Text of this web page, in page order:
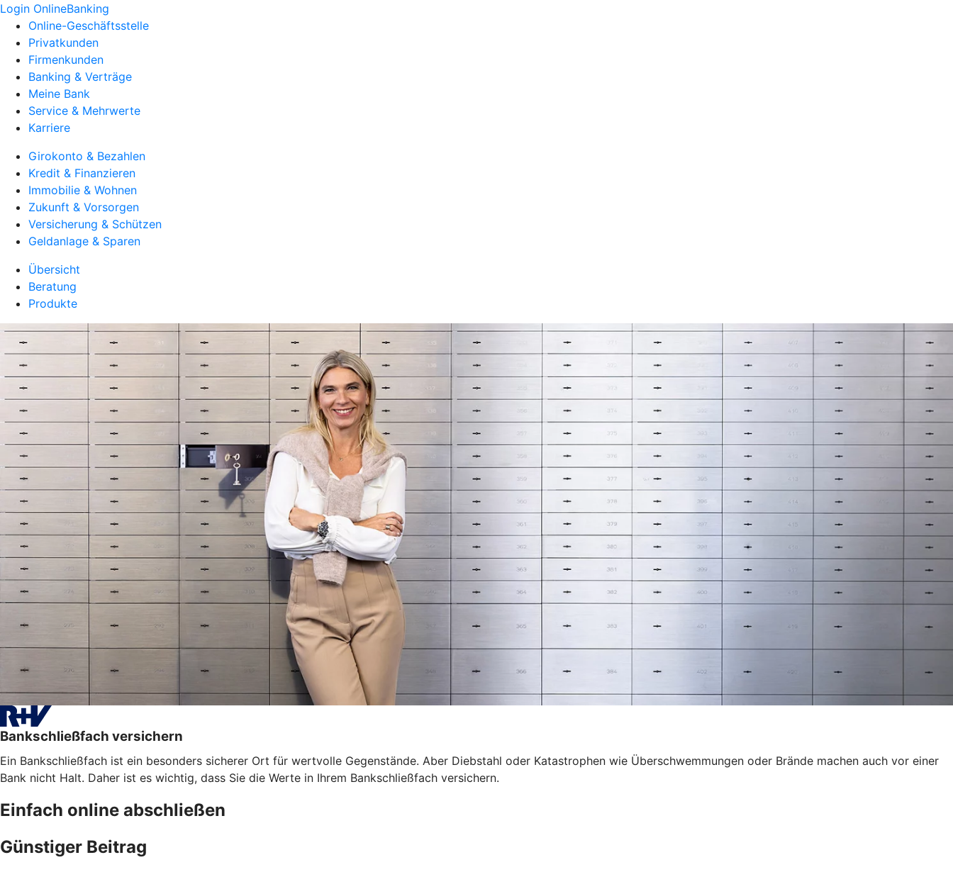
Login OnlineBanking
Online-Geschäftsstelle
Privatkunden
Firmenkunden
Banking & Verträge
Meine Bank
Service & Mehrwerte
Karriere
Girokonto & Bezahlen
Kredit & Finanzieren
Immobilie & Wohnen
Zukunft & Vorsorgen
Versicherung & Schützen
Geldanlage & Sparen
Übersicht
Beratung
Produkte
Bankschließfach versichern
Ein Bankschließfach ist ein besonders sicherer Ort für wertvolle Gegenstände. Aber Diebstahl oder Katastrophen wie Überschwemmungen oder Brände machen auch vor einer
Bank nicht Halt. Daher ist es wichtig, dass Sie die Werte in Ihrem Bankschließfach versichern.
Einfach online abschließen
Günstiger Beitrag